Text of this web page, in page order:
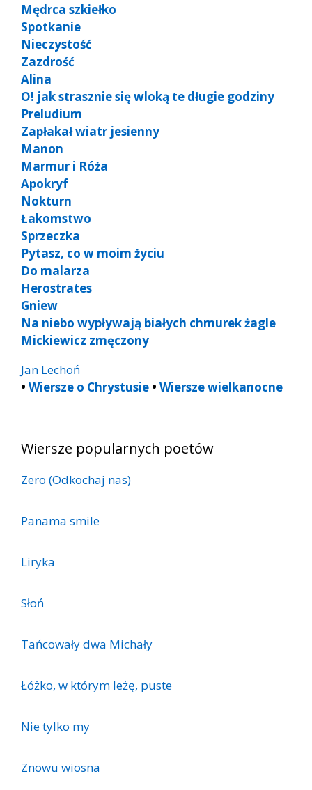
Mędrca szkiełko
Spotkanie
Nieczystość
Zazdrość
Alina
O! jak strasznie się wloką te długie godziny
Preludium
Zapłakał wiatr jesienny
Manon
Marmur i Róża
Apokryf
Nokturn
Łakomstwo
Sprzeczka
Py­tasz, co w moim ży­ciu
Do malarza
Herostrates
Gniew
Na niebo wypływają białych chmurek żagle
Mickiewicz zmęczony
Jan Lechoń
• Wiersze o Chrystusie • Wiersze wielkanocne
Wiersze popularnych poetów
Zero (Odkochaj nas)
Panama smile
Liryka
Słoń
Tańcowały dwa Michały
Łóżko, w którym leżę, puste
Nie tylko my
Znowu wiosna